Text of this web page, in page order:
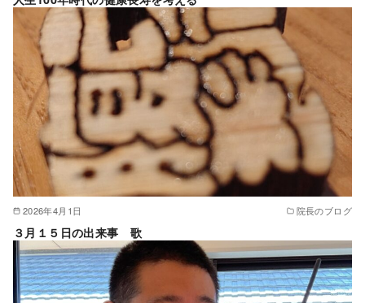
2026年4月1日 院長のブログ
３月１５日の出来事 歌